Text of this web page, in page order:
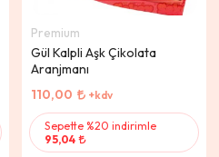
Premium
Gül Kalpli Aşk Çikolata
Aranjmanı
110,00
+kdv
Sepette %20 indirimle
95,04